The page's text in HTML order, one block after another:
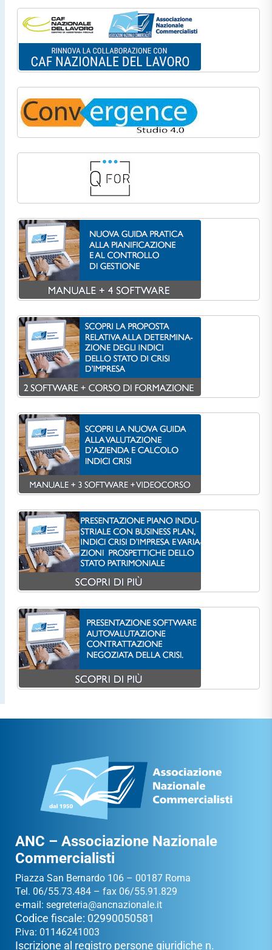
ANC – Associazione Nazionale
Commercialisti
Piazza San Bernardo 106 – 00187 Roma
Tel. 06/55.73.484 – fax 06/55.91.829
e-mail: segreteria@ancnazionale.it
Codice fiscale: 02990050581
P.iva: 01146241003
Iscrizione al registro persone giuridiche n.